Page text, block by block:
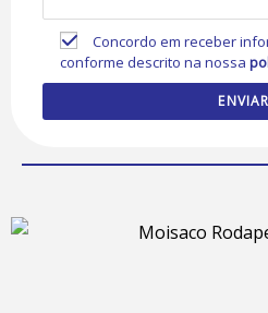
Concordo em receber
conforme descrito na nossa